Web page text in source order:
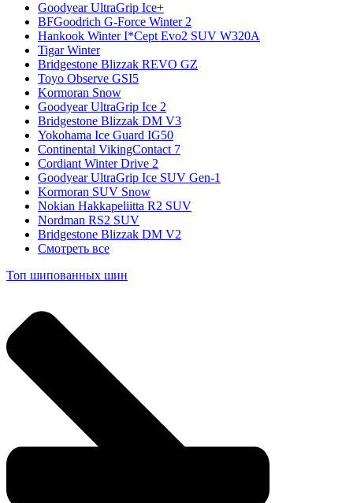
Goodyear UltraGrip Ice+
BFGoodrich G-Force Winter 2
Hankook Winter I*Cept Evo2 SUV W320A
Tigar Winter
Bridgestone Blizzak REVO GZ
Toyo Observe GSI5
Kormoran Snow
Goodyear UltraGrip Ice 2
Bridgestone Blizzak DM V3
Yokohama Ice Guard IG50
Continental VikingContact 7
Cordiant Winter Drive 2
Goodyear UltraGrip Ice SUV Gen-1
Kormoran SUV Snow
Nokian Hakkapeliitta R2 SUV
Nordman RS2 SUV
Bridgestone Blizzak DM V2
Смотреть все
Топ шипованных шин